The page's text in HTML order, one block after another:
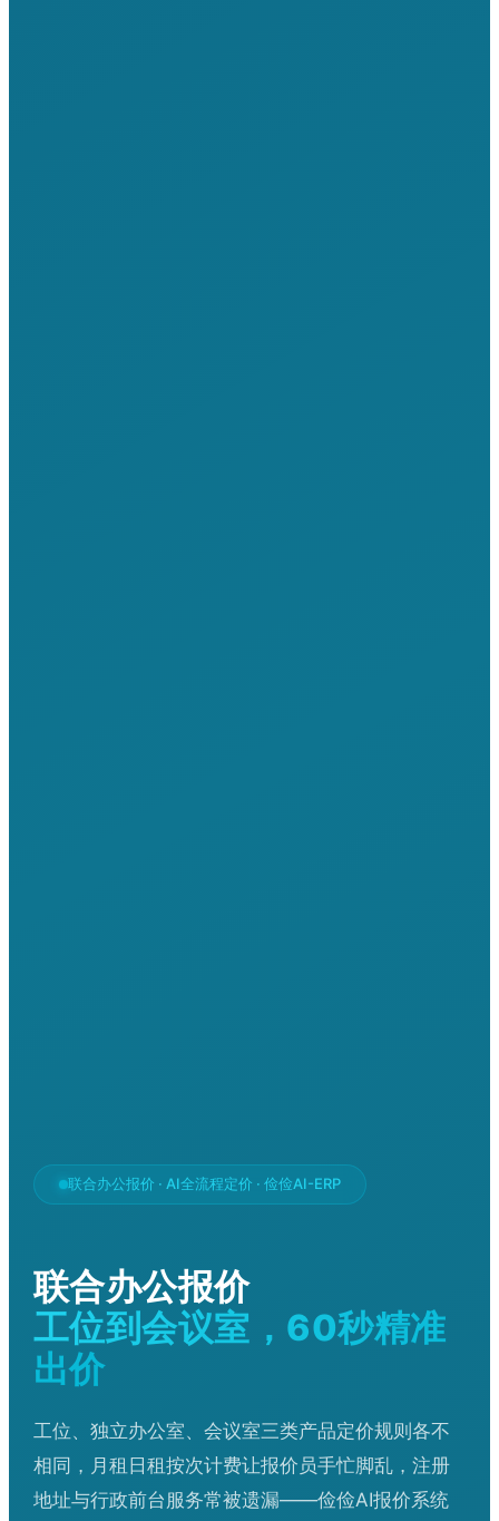
联合办公报价 · AI全流程定价 · 俭俭AI-ERP
联合办公报价
工位到会议室，60秒精准
出价
工位、独立办公室、会议室三类产品定价规则各不
相同，月租日租按次计费让报价员手忙脚乱，注册
地址与行政前台服务常被遗漏——俭俭AI报价系统